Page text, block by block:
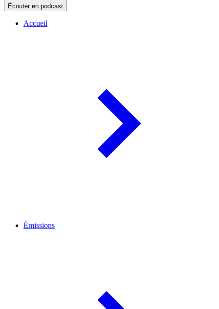
Écouter en podcast
Accueil
Émissions